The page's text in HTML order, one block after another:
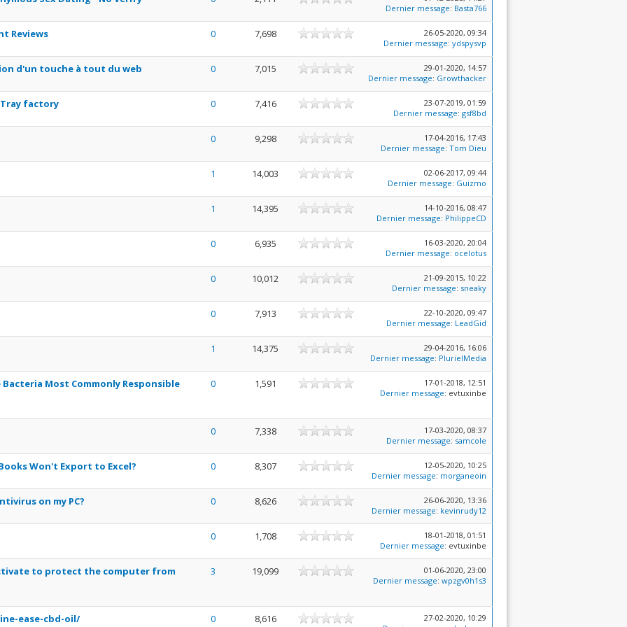
Dernier message: Basta766
Reviews 0 7,698
26-05-2020, 09:34
Dernier message: ydspysvp
d'un touche à tout du web 0 7,015
29-01-2020, 14:57
Dernier message: Growthacker
factory 0 7,416
23-07-2019, 01:59
Dernier message: gsf8bd
0 9,298
17-04-2016, 17:43
Dernier message: Tom Dieu
1 14,003
02-06-2017, 09:44
Dernier message: Guizmo
1 14,395
14-10-2016, 08:47
Dernier message: PhilippeCD
0 6,935
16-03-2020, 20:04
Dernier message: ocelotus
0 10,012
21-09-2015, 10:22
Dernier message: sneaky
0 7,913
22-10-2020, 09:47
Dernier message: LeadGid
1 14,375
29-04-2016, 16:06
Dernier message: PlurielMedia
Most Commonly Responsible
0 1,591
17-01-2018, 12:51
Dernier message: evtuxinbe
0 7,338
17-03-2020, 08:37
Dernier message: samcole
Won't Export to Excel? 0 8,307
12-05-2020, 10:25
Dernier message: morganeoin
on my PC? 0 8,626
26-06-2020, 13:36
Dernier message: kevinrudy12
0 1,708
18-01-2018, 01:51
Dernier message: evtuxinbe
to protect the computer from
3 19,099
01-06-2020, 23:00
Dernier message: wpzgv0h1s3
ease-cbd-oil/ 0 8,616
27-02-2020, 10:29